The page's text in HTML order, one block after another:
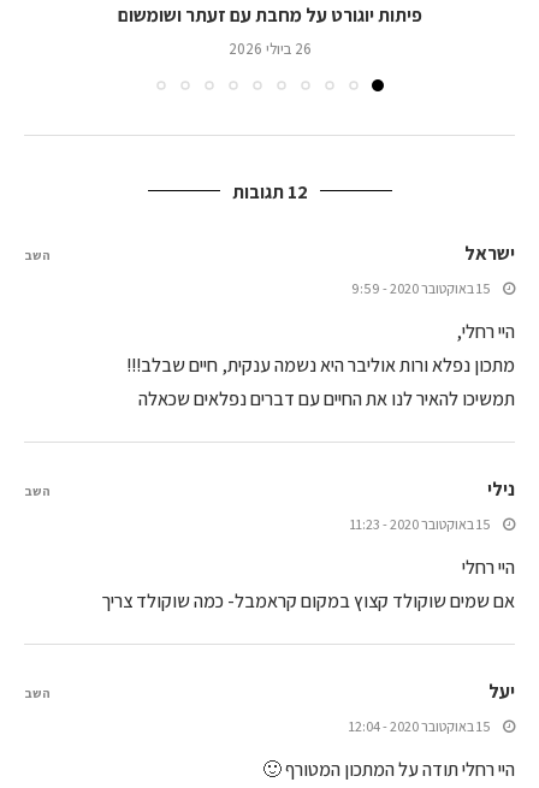
פיתות יוגורט על מחבת עם זעתר ושומשום
26 ביולי 2026
12 תגובות
ישראל
15 באוקטובר 2020 - 9:59
היי רחלי,
מתכון נפלא ורות אוליבר היא נשמה ענקית, חיים שבלב!!!
תמשיכו להאיר לנו את החיים עם דברים נפלאים שכאלה
השב
נילי
15 באוקטובר 2020 - 11:23
היי רחלי
אם שמים שוקולד קצוץ במקום קראמבל- כמה שוקולד צריך
השב
יעל
15 באוקטובר 2020 - 12:04
היי רחלי תודה על המתכון המטורף 🙂
השב